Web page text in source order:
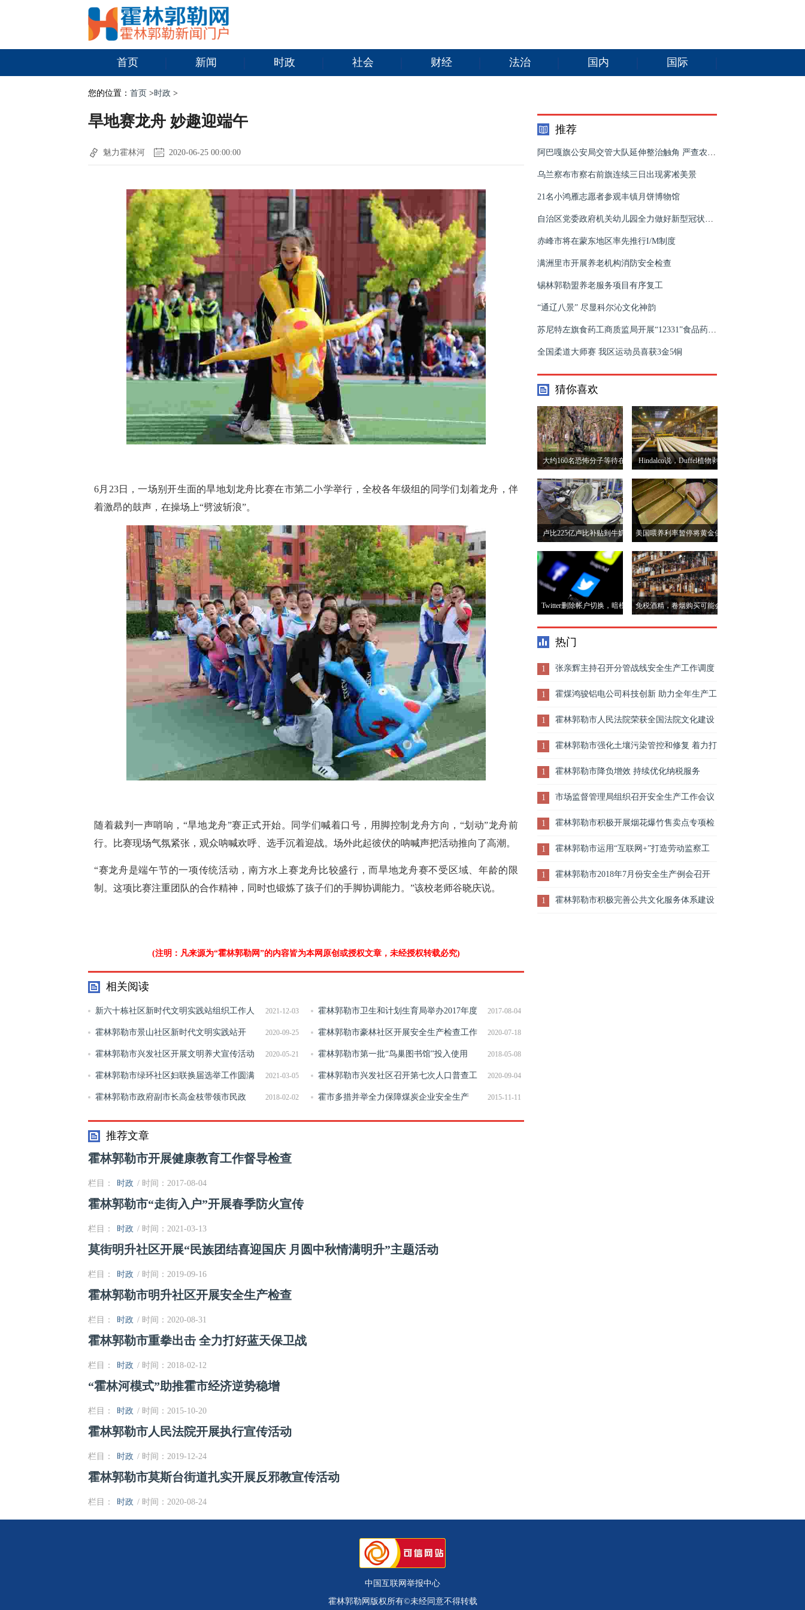
首页 新闻 时政 社会 财经 法治 国内 国际
您的位置： 首页 >时政 >
旱地赛龙舟 妙趣迎端午
魅力霍林河 2020-06-25 00:00:00
6月23日，一场别开生面的旱地划龙舟比赛在市第二小学举行，全校各年级组的同学们划着龙舟，伴
着激昂的鼓声，在操场上“劈波斩浪”。
随着裁判一声哨响，“旱地龙舟”赛正式开始。同学们喊着口号，用脚控制龙舟方向，“划动”龙舟前
行。比赛现场气氛紧张，观众呐喊欢呼、选手沉着迎战。场外此起彼伏的呐喊声把活动推向了高潮。
“赛龙舟是端午节的一项传统活动，南方水上赛龙舟比较盛行，而旱地龙舟赛不受区域、年龄的限
制。这项比赛注重团队的合作精神，同时也锻炼了孩子们的手脚协调能力。”该校老师谷晓庆说。
(注明：凡来源为“霍林郭勒网”的内容皆为本网原创或授权文章，未经授权转载必究)
相关阅读
2021-12-03
新六十栋社区新时代文明实践站组织工作人
员观看《艾滋过后》纪录片
2017-08-04
霍林郭勒市卫生和计划生育局举办2017年度
全市计划生育工作业务知识培训班
2020-09-25
霍林郭勒市景山社区新时代文明实践站开
展“三减三健”健康知识讲座
2020-07-18
霍林郭勒市豪林社区开展安全生产检查工作
2020-05-21
霍林郭勒市兴发社区开展文明养犬宣传活动 2018-05-08
霍林郭勒市第一批“鸟巢图书馆”投入使用
2021-03-05
霍林郭勒市绿环社区妇联换届选举工作圆满
完成
2020-09-04
霍林郭勒市兴发社区召开第七次人口普查工
作部署会议
2018-02-02
霍林郭勒市政府副市长高金枝带领市民政
局、人民医院等部门和民营企业走访慰问敬老院老人
2015-11-11
霍市多措并举全力保障煤炭企业安全生产
推荐文章
霍林郭勒市开展健康教育工作督导检查
栏目： 时政 / 时间：2017-08-04
霍林郭勒市“走街入户”开展春季防火宣传
栏目： 时政 / 时间：2021-03-13
莫街明升社区开展“民族团结喜迎国庆 月圆中秋情满明升”主题活动
栏目： 时政 / 时间：2019-09-16
霍林郭勒市明升社区开展安全生产检查
栏目： 时政 / 时间：2020-08-31
霍林郭勒市重拳出击 全力打好蓝天保卫战
栏目： 时政 / 时间：2018-02-12
“霍林河模式”助推霍市经济逆势稳增
栏目： 时政 / 时间：2015-10-20
霍林郭勒市人民法院开展执行宣传活动
栏目： 时政 / 时间：2019-12-24
霍林郭勒市莫斯台街道扎实开展反邪教宣传活动
栏目： 时政 / 时间：2020-08-24
推荐
阿巴嘎旗公安局交管大队延伸整治触角 严查农牧区涉牌涉证违法行为
乌兰察布市察右前旗连续三日出现雾凇美景
21名小鸿雁志愿者参观丰镇月饼博物馆
自治区党委政府机关幼儿园全力做好新型冠状病毒疫情防控工作
赤峰市将在蒙东地区率先推行I/M制度
满洲里市开展养老机构消防安全检查
锡林郭勒盟养老服务项目有序复工
“通辽八景” 尽显科尔沁文化神韵
苏尼特左旗食药工商质监局开展“12331”食品药品安全投诉举报宣传
全国柔道大师赛 我区运动员喜获3金5铜
猜你喜欢
大约160名恐怖分子等待在
巴基斯坦推出垫中浸润的高
级军官
Hindalco说，Duffel植物剥
离不会改变Aleris收购的轮
廓
卢比225亿卢比补贴到牛奶
农民等待银行账户
美国喂养利率暂停将黄金保
留在八个月高度附近
Twitter删除帐户切换，暗模 免税酒精，卷烟购买可能会
热门
1 张亲辉主持召开分管战线安全生产工作调度
会1 霍煤鸿骏铝电公司科技创新 助力全年生产工
作提质增效
1 霍林郭勒市人民法院荣获全国法院文化建设
先进单位
1 霍林郭勒市强化土壤污染管控和修复 着力打
好土壤防治攻坚战
1 霍林郭勒市降负增效 持续优化纳税服务
1 市场监督管理局组织召开安全生产工作会议
1 霍林郭勒市积极开展烟花爆竹售卖点专项检
查1 霍林郭勒市运用“互联网+”打造劳动监察工
作新模式
1 霍林郭勒市2018年7月份安全生产例会召开
1 霍林郭勒市积极完善公共文化服务体系建设
中国互联网举报中心
霍林郭勒网版权所有©未经同意不得转载